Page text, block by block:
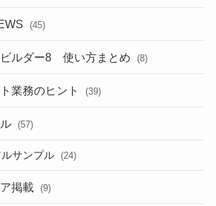
(45)
ビルダー8 使い方まとめ (8)
業務のヒント (39)
(57)
サンプル (24)
掲載 (9)